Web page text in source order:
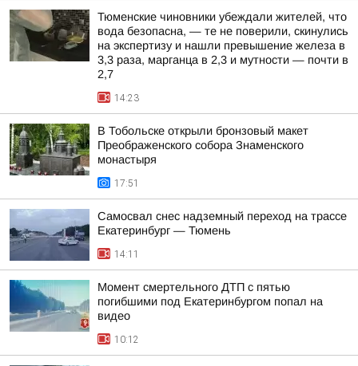
Тюменские чиновники убеждали жителей, что
вода безопасна, — те не поверили, скинулись
на экспертизу и нашли превышение железа в
3,3 раза, марганца в 2,3 и мутности — почти в
2,7
14:23
В Тобольске открыли бронзовый макет
Преображенского собора Знаменского
монастыря
17:51
Самосвал снес надземный переход на трассе
Екатеринбург — Тюмень
14:11
Момент смертельного ДТП с пятью
погибшими под Екатеринбургом попал на
видео
10:12